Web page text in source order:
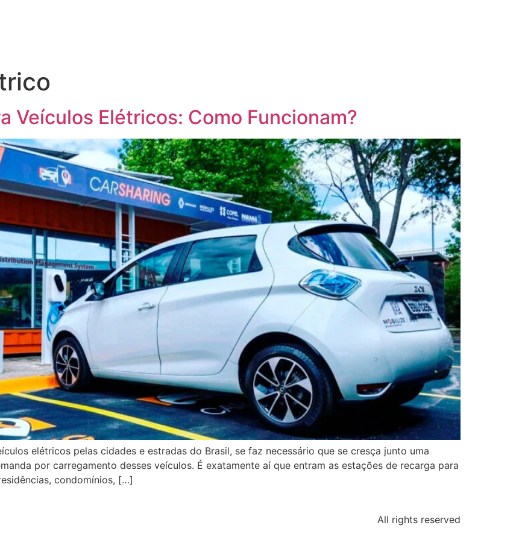
Veículos Elétricos: Como Funcionam?
elétricos pelas cidades e estradas do Brasil, se faz necessário que se cresça junto uma
por carregamento desses veículos. É exatamente aí que entram as estações de recarga para
condomínios, […]
All rights reserved